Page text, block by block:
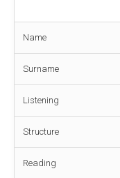
Name
Surname
Listening
Structure
Reading